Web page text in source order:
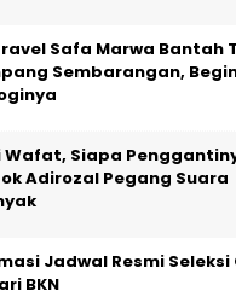
Safa Marwa Bantah
Sembarangan,
Wafat, Siapa
Adirozal Pegang Suara
Jadwal Resmi Seleksi
BKN